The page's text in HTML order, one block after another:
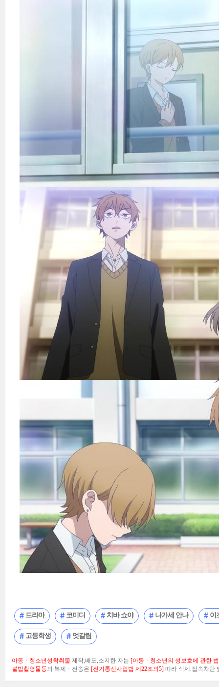
드라마 코미디 치바 쇼야 나가세 안나 이
고등학생 엇갈림
아동ㆍ청소년성착취물 제작,배포,소지한 자는 [아동ㆍ청소년의 성보호에 관한
불법촬영물등의 복제ㆍ전송은 [전기통신사업법 제22조의5] 따라 삭제.접속차단